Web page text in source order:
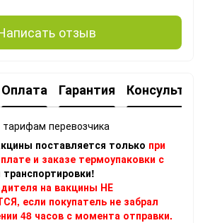
отзыв
Оплата Гарантия
перевозчика
поставляется только при
и заказе термоупаковки с
транспортировки!
на вакцины НЕ
если покупатель не забрал
48 часов с момента отправки.